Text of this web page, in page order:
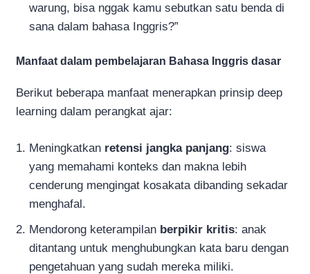
warung, bisa nggak kamu sebutkan satu benda di
sana dalam bahasa Inggris?”
Manfaat dalam pembelajaran Bahasa Inggris dasar
Berikut beberapa manfaat menerapkan prinsip deep
learning dalam perangkat ajar:
Meningkatkan retensi jangka panjang: siswa
yang memahami konteks dan makna lebih
cenderung mengingat kosakata dibanding sekadar
menghafal.
Mendorong keterampilan berpikir kritis: anak
ditantang untuk menghubungkan kata baru dengan
pengetahuan yang sudah mereka miliki.